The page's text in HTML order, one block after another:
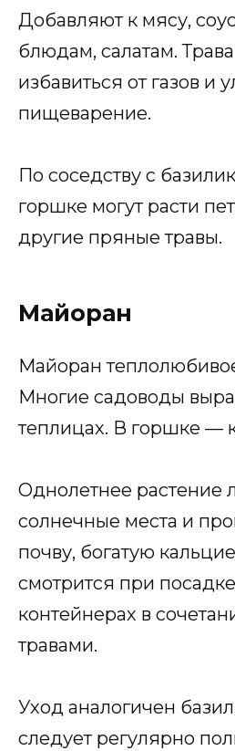
Добавляют к мясу,
блюдам, салатам.
избавиться от газов и
пищеварение.
По соседству с
горшке могут расти
другие пряные травы.
Майоран
Майоран
Многие садоводы
теплицах. В горшке —
Однолетнее растение
солнечные места и
почву, богатую
смотрится при
контейнерах в
травами.
Уход аналогичен
следует регулярно